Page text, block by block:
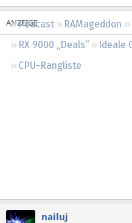
Podcast RAMageddon
RX 9000 „Deals“
Ideale
CPU-Rangliste
nailuj